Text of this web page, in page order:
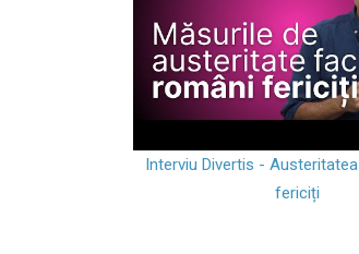
Interviu Divertis -
fericiți